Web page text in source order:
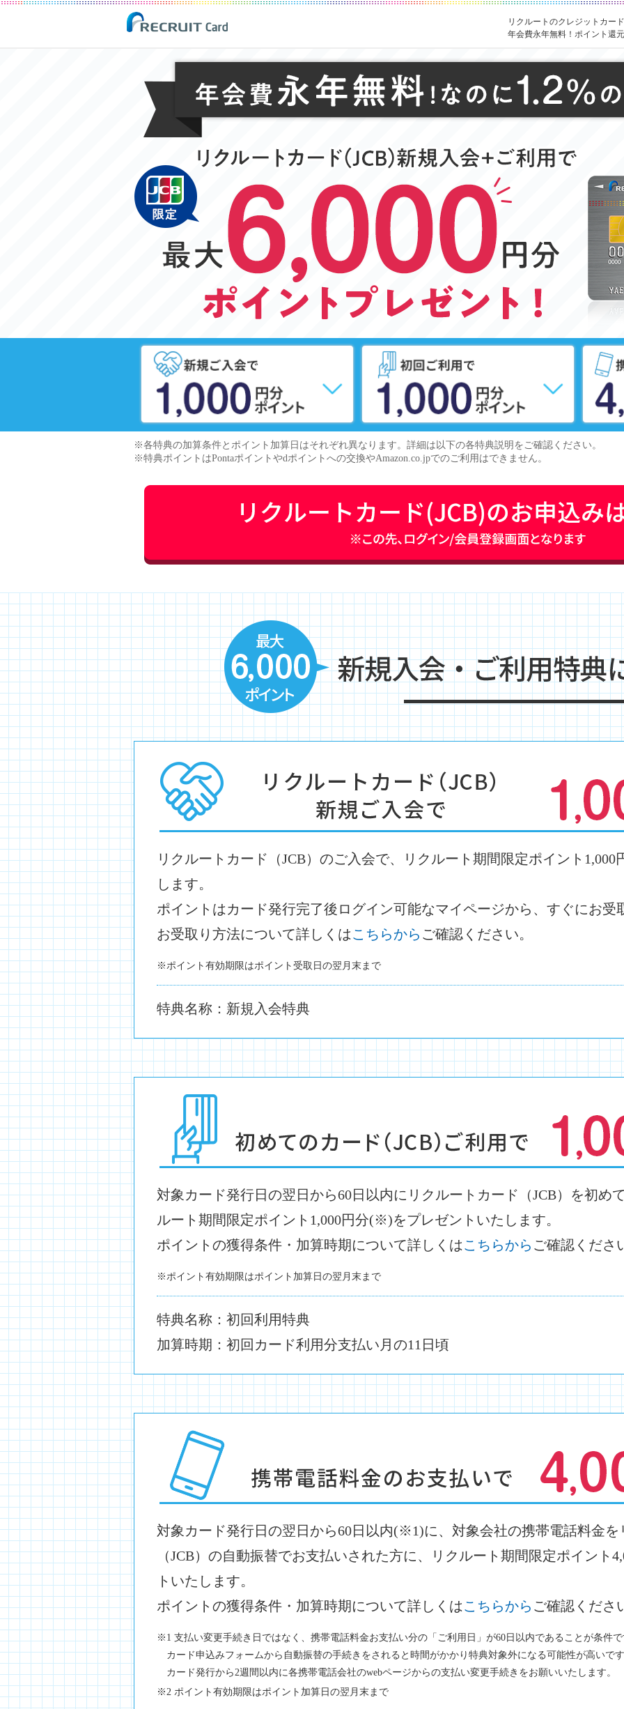
リクルートのクレジットカード
年会費永年無料！ポイント還元
※各特典の加算条件とポイント加算日はそれぞれ異なります。詳細は以下の各特典説明をご確認ください。
※特典ポイントはPontaポイントやdポイントへの交換やAmazon.co.jpでのご利用はできません。
リクルートカード（JCB）のご入会で、リクルート期間限定ポイント
します。
ポイントはカード発行完了後ログイン可能なマイページから、すぐにお受
お受取り方法について詳しくはこちらから ご確認ください。
※ポイント有効期限はポイント受取日の翌月末まで
特典名称：新規入会特典
対象カード発行日の翌日から60日以内にリクルートカード（JCB）を初め
ルート期間限定ポイント1,000円分(※)をプレゼントいたします。
ポイントの獲得条件・加算時期について詳しくはこちらから ご確認くださ
※ポイント有効期限はポイント加算日の翌月末まで
特典名称：初回利用特典
加算時期：初回カード利用分支払い月の11日頃
対象カード発行日の翌日から60日以内(※1)に、対象会社の携帯電話料金を
（JCB）の自動振替でお支払いされた方に、リクルート期間限定ポイント
トいたします。
ポイントの獲得条件・加算時期について詳しくはこちらから ご確認くださ
※1 支払い変更手続き日ではなく、携帯電話料金お支払い分の「ご利用日」が60日以内であることが条件で
カード申込みフォームから自動振替の手続きをされると時間がかかり特典対象外になる可能性が高いです
カード発行から2週間以内に各携帯電話会社のwebページからの支払い変更手続きをお願いいたします。
※2 ポイント有効期限はポイント加算日の翌月末まで